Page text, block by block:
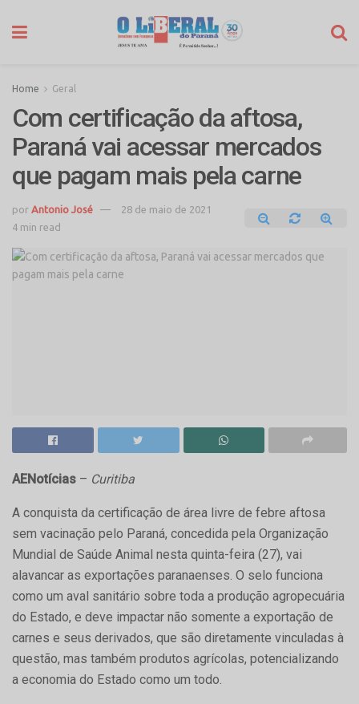
Home Geral
Com certificação da aftosa,
Paraná vai acessar mercados
que pagam mais pela carne
por Antonio José
28 de maio de 2021
4 min read
AENotícias – Curitiba
A conquista da certificação de área livre de febre aftosa
sem vacinação pelo Paraná, concedida pela Organização
Mundial de Saúde Animal nesta quinta-feira (27), vai
alavancar as exportações paranaenses. O selo funciona
como um aval sanitário sobre toda a produção agropecuária
do Estado, e deve impactar não somente a exportação de
carnes e seus derivados, que são diretamente vinculadas à
questão, mas também produtos agrícolas, potencializando
a economia do Estado como um todo.